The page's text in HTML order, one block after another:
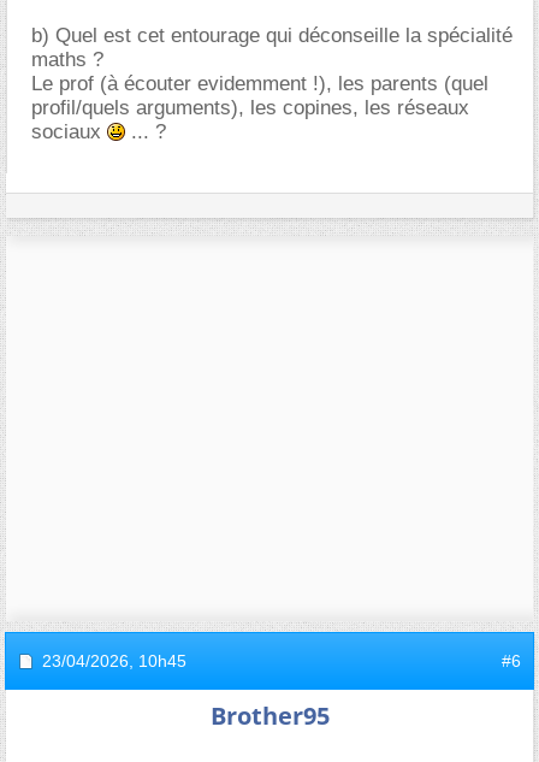
b) Quel est cet entourage qui déconseille la spécialité
maths ?
Le prof (à écouter evidemment !), les parents (quel
profil/quels arguments), les copines, les réseaux
sociaux
... ?
23/04/2026, 10h45 #6
Brother95